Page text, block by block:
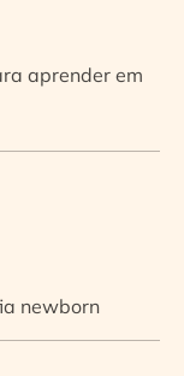
aprender em
newborn